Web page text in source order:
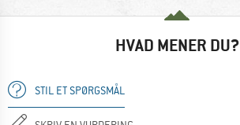
HVAD MENER DU?
STIL ET SPØRGSMÅL